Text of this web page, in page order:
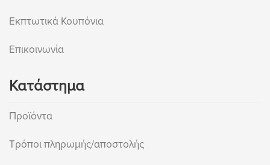
Εκπτωτικά Κουπόνια
Επικοινωνία
Κατάστημα
Προϊόντα
Τρόποι πληρωμής/αποστολής